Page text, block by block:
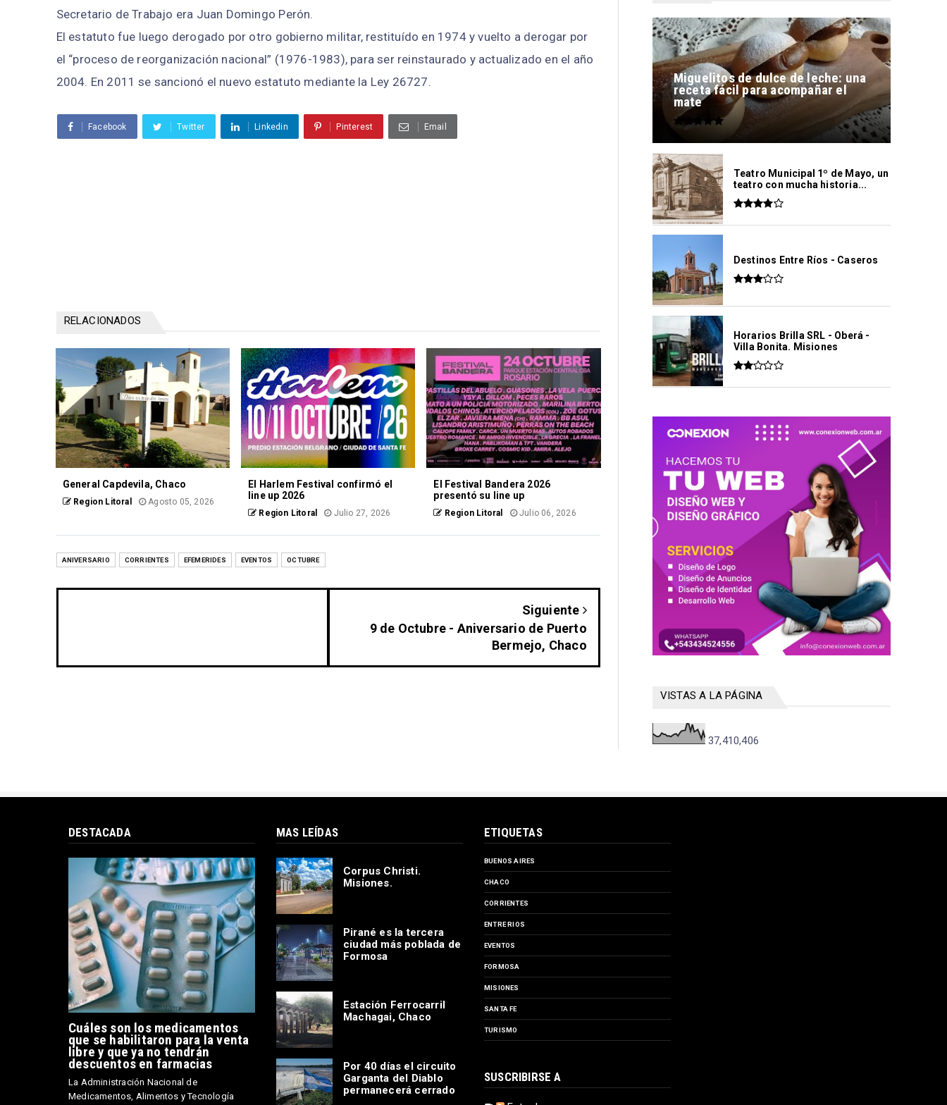
Secretario de Trabajo era Juan Domingo Perón.
El estatuto fue luego derogado por otro gobierno militar, restituído en 1974 y vuelto a derogar por
el “proceso de reorganización nacional” (1976-1983), para ser reinstaurado y actualizado en el año
2004. En 2011 se sancionó el nuevo estatuto mediante la Ley 26727.
Facebook Twitter Linkedin Pinterest Email
RELACIONADOS
General Capdevila, Chaco
Region Litoral Agosto 05, 2026
El Harlem Festival confirmó el
line up 2026
Region Litoral Julio 27, 2026
El Festival Bandera 2026
presentó su line up
Region Litoral Julio 06, 2026
ANIVERSARIO CORRIENTES EFEMERIDES EVENTOS OCTUBRE
Siguiente
9 de Octubre - Aniversario de Puerto
Bermejo, Chaco
Miguelitos de dulce de leche: una
receta fácil para acompañar el
mate
Teatro Municipal 1º de Mayo, un
teatro con mucha historia...
Destinos Entre Ríos - Caseros
Horarios Brilla SRL - Oberá -
Villa Bonita. Misiones
VISTAS A LA PÁGINA
37,410,406
DESTACADA
Cuáles son los medicamentos
que se habilitaron para la venta
libre y que ya no tendrán
descuentos en farmacias
La Administración Nacional de
Medicamentos, Alimentos y Tecnología
MAS LEÍDAS
Corpus Christi.
Misiones.
Pirané es la tercera
ciudad más poblada de
Formosa
Estación Ferrocarril
Machagai, Chaco
Por 40 días el circuito
Garganta del Diablo
permanecerá cerrado
ETIQUETAS
BUENOS AIRES
CHACO
CORRIENTES
ENTRE RIOS
EVENTOS
FORMOSA
MISIONES
SANTA FE
TURISMO
SUSCRIBIRSE A